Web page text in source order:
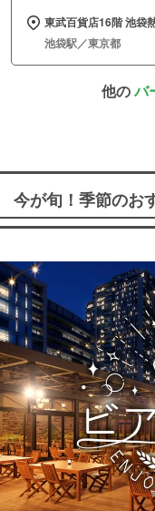
東武百貨店16階 池袋
池袋駅／東京都
他のバ
今が旬！季節のお